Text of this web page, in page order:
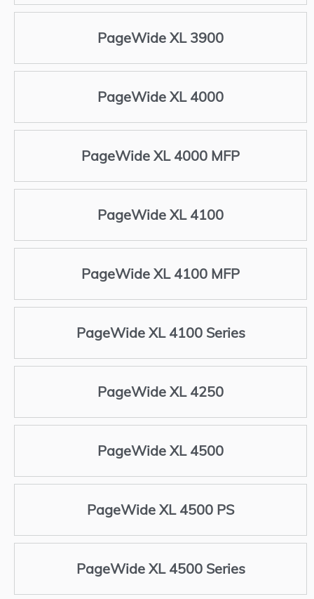
PageWide XL 3900
PageWide XL 4000
PageWide XL 4000 MFP
PageWide XL 4100
PageWide XL 4100 MFP
PageWide XL 4100 Series
PageWide XL 4250
PageWide XL 4500
PageWide XL 4500 PS
PageWide XL 4500 Series